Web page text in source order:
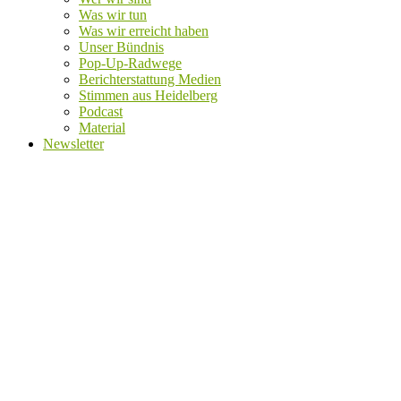
Was wir tun
Was wir erreicht haben
Unser Bündnis
Pop-Up-Radwege
Berichterstattung Medien
Stimmen aus Heidelberg
Podcast
Material
Newsletter